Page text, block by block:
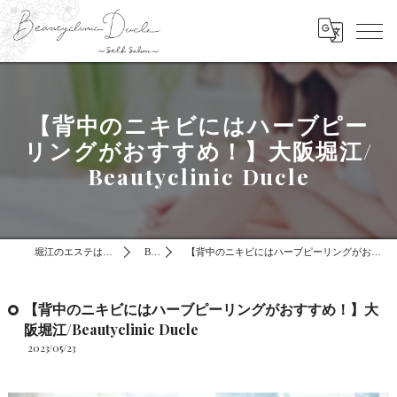
【背中のニキビにはハーブピー
リングがおすすめ！】大阪堀江/
Beautyclinic Ducle
BLOG 【背中のニキビにはハーブピーリングがおすすめ！】大阪堀江/Beautyclinic Ducle
【背中のニキビにはハーブピーリングがおすすめ！】大
阪堀江/Beautyclinic Ducle
2023/05/23